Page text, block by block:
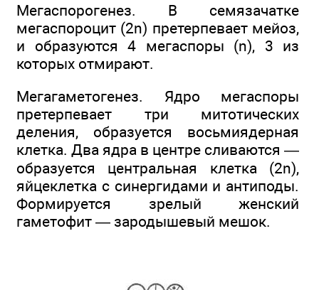
Мегаспорогенез. В семязачатке
мегаспороцит (2n) претерпевает мейоз,
и образуются 4 мегаспоры (n), 3 из
которых отмирают.
Мегагаметогенез. Ядро мегаспоры
претерпевает три митотических
деления, образуется восьмиядерная
клетка. Два ядра в центре сливаются —
образуется центральная клетка (2n),
яйцеклетка с синергидами и антиподы.
Формируется зрелый женский
гаметофит — зародышевый мешок.